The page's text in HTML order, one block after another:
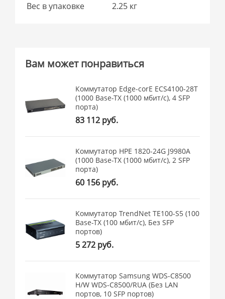
Вес в упаковке
2.25 кг
Вам может понравиться
Коммутатор Edge-corE ECS4100-28T
(1000 Base-TX (1000 мбит/с), 4 SFP
порта)
83 112 руб.
Коммутатор HPE 1820-24G J9980A
(1000 Base-TX (1000 мбит/с), 2 SFP
порта)
60 156 руб.
Коммутатор TrendNet TE100-S5 (100
Base-TX (100 мбит/с), Без SFP
портов)
5 272 руб.
Коммутатор Samsung WDS-C8500
H/W WDS-C8500/RUA (Без LAN
портов, 10 SFP портов)